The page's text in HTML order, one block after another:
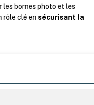
les bornes photo et les
rôle clé ensécurisant la